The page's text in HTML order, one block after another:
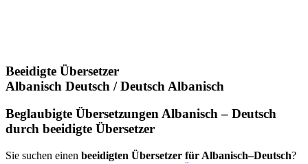
Beeidigte Übersetzer
Albanisch Deutsch / Deutsch Albanisch
Beglaubigte Übersetzungen Albanisch – Deutsch
durch beeidigte Übersetzer
Sie suchen einen beeidigten Übersetzer für Albanisch–Deutsch?